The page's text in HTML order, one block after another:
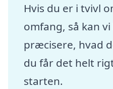
Hvis du er i tvivl
omfang, så kan
præcisere, hvad
du får det helt
starten.